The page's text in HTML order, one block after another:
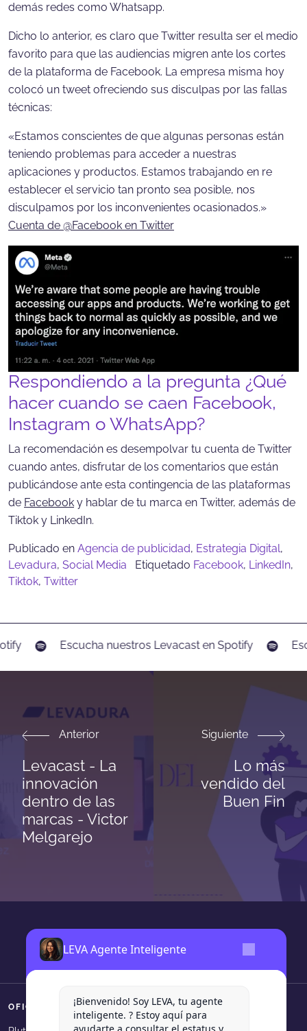
LEVA Agente Inteligente
¡Bienvenido! Soy LEVA, tu agente
inteligente. ? Estoy aquí para
demás redes como Whatsapp.
Dicho lo anterior, es claro que Twitter resulta ser el medio
favorito para que las audiencias migren ante los cortes
de la plataforma de Facebook. La empresa misma hoy
colocó un tweet ofreciendo sus disculpas por las fallas
técnicas:
«Estamos conscientes de que algunas personas están
teniendo problemas para acceder a nuestras
aplicaciones y productos. Estamos trabajando en re
establecer el servicio tan pronto sea posible, nos
disculpamos por los inconvenientes ocasionados.»
Cuenta de @Facebook en Twitter
Respondiendo a la pregunta ¿Qué
hacer cuando se caen Facebook,
Instagram o WhatsApp?
La recomendación es desempolvar tu cuenta de Twitter
cuando antes, disfrutar de los comentarios que están
publicándose ante esta contingencia de las plataformas
de Facebook y hablar de tu marca en Twitter, además de
Tiktok y LinkedIn.
Publicado en Agencia de publicidad, Estrategia Digital,
Levadura, Social Media Etiquetado Facebook, LinkedIn,
Tiktok, Twitter
Escucha nuestros Levacast en Spotify
Anterior
Levacast - La
innovación
dentro de las
marcas - Victor
Melgarejo
Siguiente
Lo más
vendido del
Buen Fin
OFICINAS SÍGUENOS